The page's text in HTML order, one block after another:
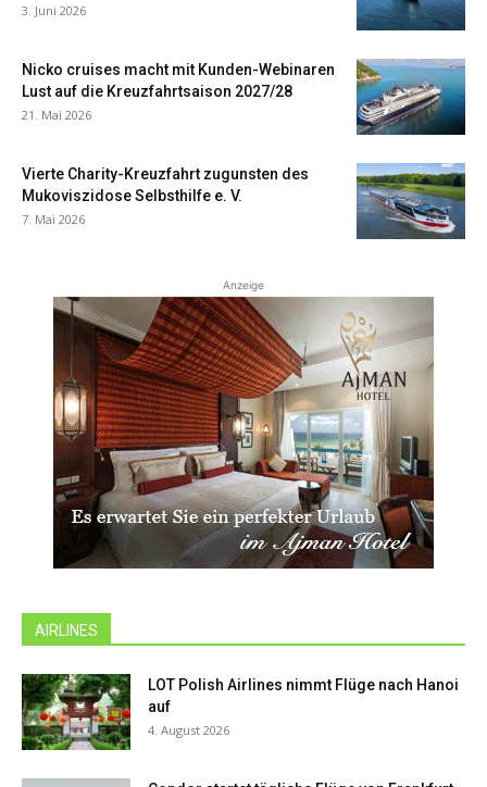
3. Juni 2026
Nicko cruises macht mit Kunden-Webinaren
Lust auf die Kreuzfahrtsaison 2027/28
21. Mai 2026
Vierte Charity-Kreuzfahrt zugunsten des
Mukoviszidose Selbsthilfe e. V.
7. Mai 2026
Anzeige
AIRLINES
LOT Polish Airlines nimmt Flüge nach Hanoi
auf
4. August 2026